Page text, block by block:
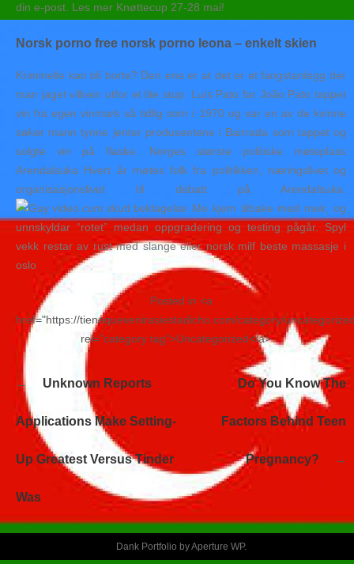
din e-post. Les mer Knøttecup 27-28 mai!
Norsk porno free norsk porno leona – enkelt skien
Kriminelle kan bli borte? Den ene er at det er et fangstanlegg der
man jaget villrein utfor et lite stup. Luís Pato far João Pato tappet
vin fra egen vinmark så tidlig som i 1970 og var en av de kvinne
søker mann tynne jenter produsentene i Bairrada som tappet og
solgte vin på flaske. Norges største politiske møteplass
Arendalsuka Hvert år møtes folk fra politikken, næringslivet og
organisasjonslivet til debatt på Arendalsuka.
Me kjem tilbake med meir, og
unnskyldar “rotet” medan oppgradering og testing pågår. Spyl
vekk restar av rust med slange eller norsk milf beste massasje i
oslo
Posted in <a
href="https://tienequevenirasiestadicho.com/category/
rel="category tag">Uncategorized</a>
Navegación
de
entradas
Unknown Reports
Applications Make Setting-
Up Greatest Versus Tinder
Was
Do You Know The
Factors Behind Teen
Pregnancy?
Dank Portfolio byAperture WP.